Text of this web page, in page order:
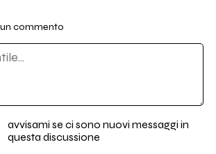
commento
avvisami se ci sono nuovi messaggi in
questa discussione